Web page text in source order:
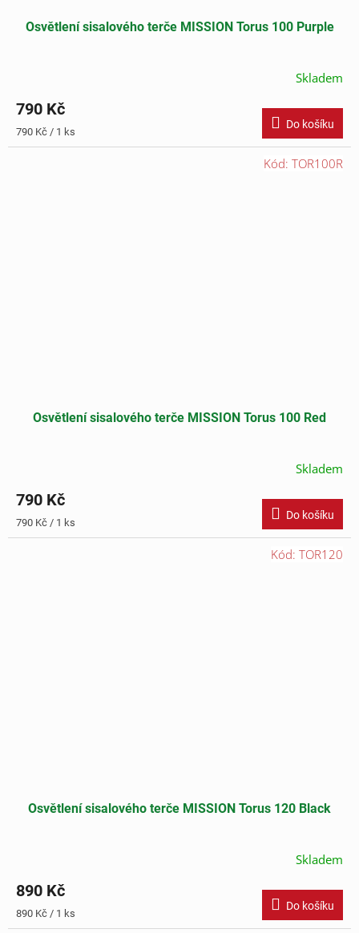
Osvětlení sisalového terče MISSION Torus 100 Purple
Skladem
790 Kč
Měrná
cena:
790 Kč / 1 ks
Do košíku
Osvětlení sisalového terče MISSION Torus 100 Red
Skladem
790 Kč
Měrná
cena:
790 Kč / 1 ks
Do košíku
Kód: TOR100R
Osvětlení sisalového terče MISSION Torus 120 Black
Skladem
890 Kč
Měrná
cena:
890 Kč / 1 ks
Do košíku
Kód: TOR120